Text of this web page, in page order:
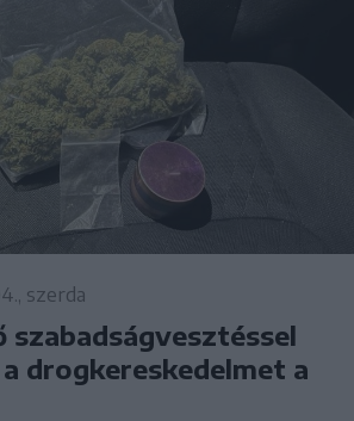
szerda
drogkereskedelmet a